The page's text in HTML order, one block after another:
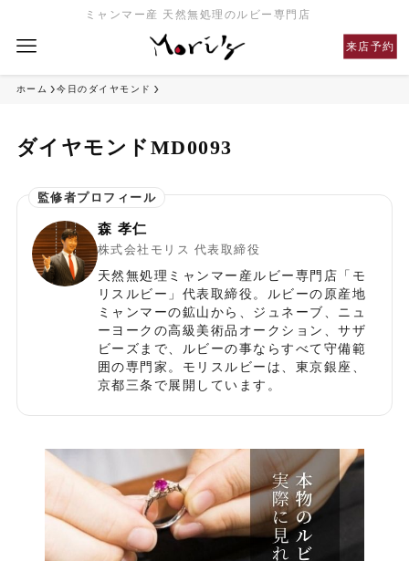
ミャンマー産 天然無処理のルビー専門店
来店予約
ホーム 今日のダイヤモンド
ダイヤモンドMD0093
森 孝仁
株式会社モリス 代表取締役
天然無処理ミャンマー産ルビー専門店「モ
リスルビー」代表取締役。ルビーの原産地
ミャンマーの鉱山から、ジュネーブ、ニュ
ーヨークの高級美術品オークション、サザ
ビーズまで、ルビーの事ならすべて守備範
囲の専門家。モリスルビーは、東京銀座、
京都三条で展開しています。